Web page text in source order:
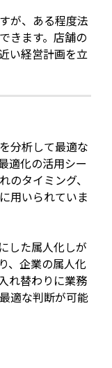
が、ある程度法
きます。店舗の
い経営計画を立
分析して最適な
適化の活用シー
のタイミング、
用いられていま
した属人化しが
、企業の属人化
れ替わりに業務
適な判断が可能